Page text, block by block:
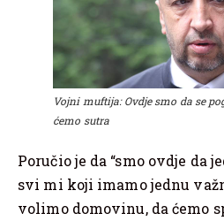
Vojni muftija: Ovdje smo da se
ćemo sutra
Poručio je da “smo ovdje da
svi mi koji imamo jednu
volimo domovinu, da ćemo